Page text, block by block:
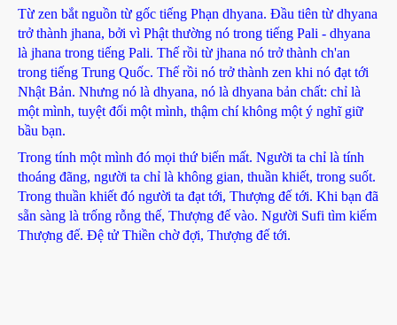
Từ zen bắt nguồn từ gốc tiếng Phạn dhyana. Đầu tiên từ dhyana
trở thành jhana, bởi vì Phật thường nó trong tiếng Pali - dhyana
là jhana trong tiếng Pali. Thế rồi từ jhana nó trở thành ch'an
trong tiếng Trung Quốc. Thế rồi nó trở thành zen khi nó đạt tới
Nhật Bản. Nhưng nó là dhyana, nó là dhyana bản chất: chỉ là
một mình, tuyệt đối một mình, thậm chí không một ý nghĩ giữ
bầu bạn.
Trong tính một mình đó mọi thứ biến mất. Người ta chỉ là tính
thoáng đãng, người ta chỉ là không gian, thuần khiết, trong suốt.
Trong thuần khiết đó người ta đạt tới, Thượng đế tới. Khi bạn đã
sẵn sàng là trống rỗng thế, Thượng đế vào. Người Sufi tìm kiếm
Thượng đế. Đệ tử Thiền chờ đợi, Thượng đế tới.